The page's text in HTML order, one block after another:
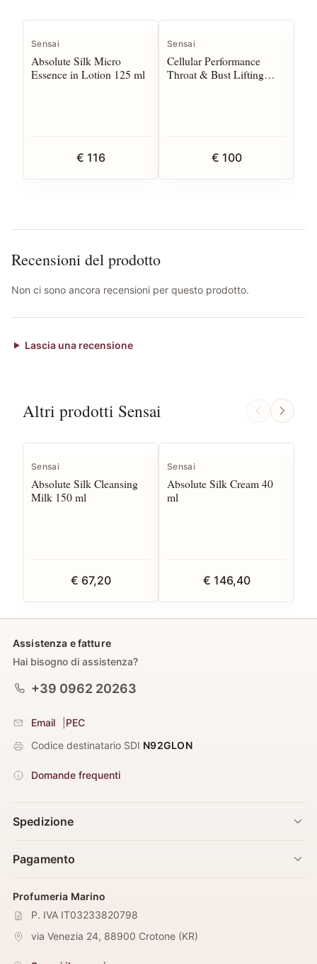
Sensai
Absolute Silk Micro
Essence in Lotion 125 ml
€ 116
Sensai
Cellular Performance
Throat & Bust Lifting
€ 100
Recensioni del prodotto
Non ci sono ancora recensioni per questo prodotto.
Lascia una recensione
Altri prodotti Sensai
Sensai
Absolute Silk Cleansing
Milk 150 ml
€ 67,20
Sensai
Absolute Silk Cream 40
ml
€ 146,40
Assistenza e fatture
Hai bisogno di assistenza?
+39 0962 20263
Email
PEC
Codice destinatario SDI N92GLON
Domande frequenti
Spedizione
Pagamento
Profumeria Marino
P. IVA IT03233820798
via Venezia 24, 88900 Crotone (KR)